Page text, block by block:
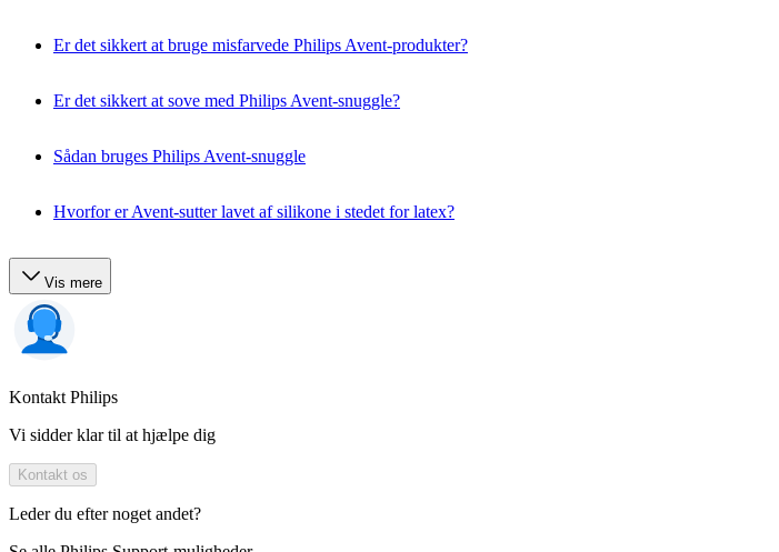
Er det sikkert at bruge misfarvede Philips Avent-produkter?
Er det sikkert at sove med Philips Avent-snuggle?
Sådan bruges Philips Avent-snuggle
Hvorfor er Avent-sutter lavet af silikone i stedet for latex?
Vis mere
Kontakt Philips
Vi sidder klar til at hjælpe dig
Kontakt os
Leder du efter noget andet?